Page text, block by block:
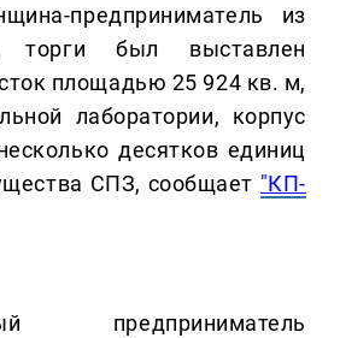
предприниматель из
торги был выставлен
площадью 25 924 кв. м,
лаборатории, корпус
десятков единиц
СПЗ, сообщает "КП-
предприниматель